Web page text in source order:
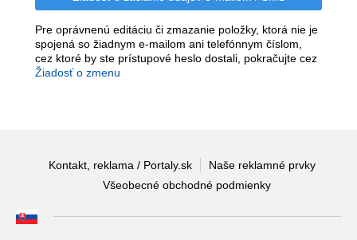
Pre oprávnenú editáciu či zmazanie položky, ktorá nie je
spojená so žiadnym e-mailom ani telefónnym číslom,
cez ktoré by ste prístupové heslo dostali, pokračujte cez
Žiadosť o zmenu
Kontakt, reklama / Portaly.sk
Naše reklamné prvky
Všeobecné obchodné podmienky